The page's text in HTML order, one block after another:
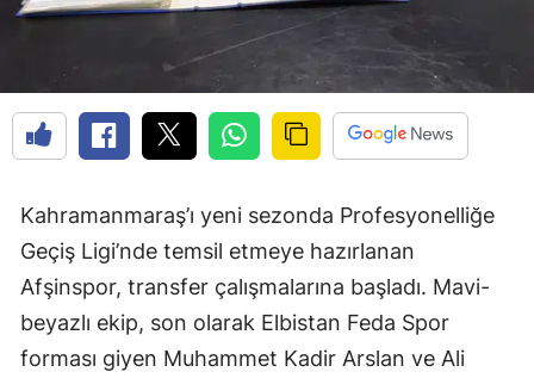
Kahramanmaraş’ı yeni sezonda Profesyonelliğe
Geçiş Ligi’nde temsil etmeye hazırlanan
Afşinspor, transfer çalışmalarına başladı. Mavi-
beyazlı ekip, son olarak Elbistan Feda Spor
forması giyen Muhammet Kadir Arslan ve Ali